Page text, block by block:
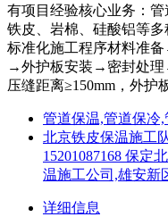
有项目经验核心业务：
铁皮、岩棉、硅酸铝等
标准化施工程序材料准
→外护板安装→密封处理
压缝距离≥150mm，外护
管道保温,管道保冷
北京铁皮保温施工
15201087168 保定
温施工公司,雄安新
详细信息